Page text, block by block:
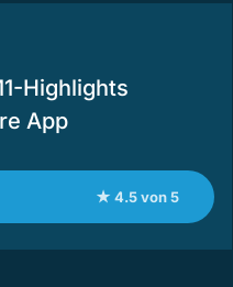
Highlights
App
★ 4.5 von 5